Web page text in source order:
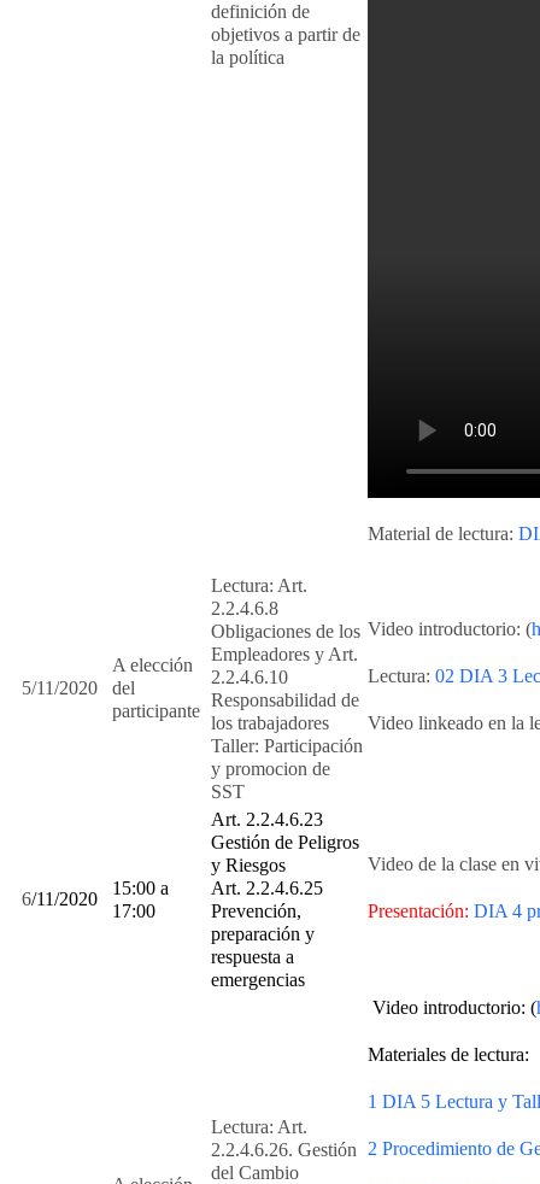
definición de
objetivos a partir de
la política
Material de lectura:
5/11/2020
A elección
del
participante
Lectura: Art.
2.2.4.6.8
Obligaciones de los
Empleadores y Art.
2.2.4.6.10
Responsabilidad de
los trabajadores
Taller: Participación
y promocion de
SST
Video introductorio: (
Lectura: 02 DIA 3
Video linkeado en la
6/11/2020
15:00 a
17:00
Art. 2.2.4.6.23
Gestión de Peligros
y Riesgos
Art. 2.2.4.6.25
Prevención,
preparación y
respuesta a
emergencias
Video de la clase en
Presentación: DIA 4
Lectura: Art.
2.2.4.6.26. Gestión
del Cambio
Video introductorio: (
Materiales de lectura:
1 DIA 5 Lectura y
2 Procedimiento de